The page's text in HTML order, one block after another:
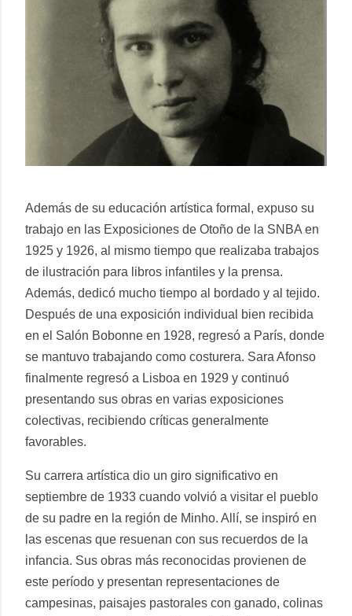
Además de su educación artística formal, expuso su
trabajo en las Exposiciones de Otoño de la SNBA en
1925 y 1926, al mismo tiempo que realizaba trabajos
de ilustración para libros infantiles y la prensa.
Además, dedicó mucho tiempo al bordado y al tejido.
Después de una exposición individual bien recibida
en el Salón Bobonne en 1928, regresó a París, donde
se mantuvo trabajando como costurera. Sara Afonso
finalmente regresó a Lisboa en 1929 y continuó
presentando sus obras en varias exposiciones
colectivas, recibiendo críticas generalmente
favorables.
Su carrera artística dio un giro significativo en
septiembre de 1933 cuando volvió a visitar el pueblo
de su padre en la región de Minho. Allí, se inspiró en
las escenas que resuenan con sus recuerdos de la
infancia. Sus obras más reconocidas provienen de
este período y presentan representaciones de
campesinas, paisajes pastorales con ganado, colinas